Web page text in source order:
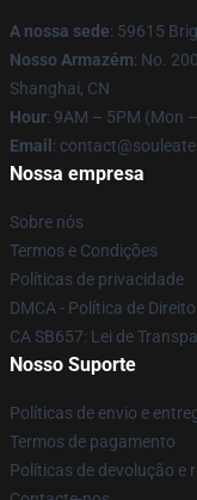
A nossa sede: 59615
Nosso Armazém: No.
Shanghai, CN
Hour: 9AM – 5PM (Mon
Email :
Nossa empresa
Sobre nós
Termos e Condições
Políticas de privacidade
DMCA - Política de
CA SB657: Lei de
Nosso Suporte
Políticas de envio e
Termos de pagamento
Políticas de devolução e